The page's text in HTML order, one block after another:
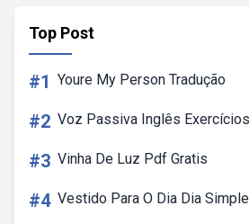
Top Post
#1 Youre My Person Tradução
#2 Voz Passiva Inglês
#3 Vinha De Luz Pdf Gratis
#4 Vestido Para O Dia Dia